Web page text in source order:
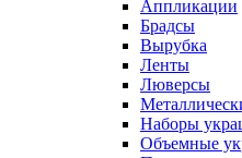
Аппликации
Брадсы
Вырубка
Ленты
Люверсы
Наборы
Объемные